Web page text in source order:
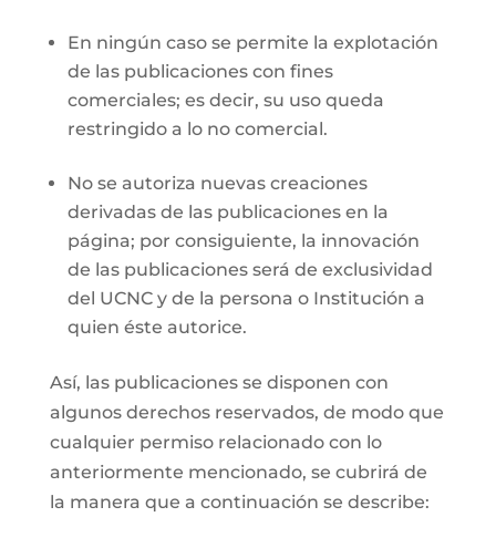
En ningún caso se permite la explotación
de las publicaciones con fines
comerciales; es decir, su uso queda
restringido a lo no comercial.
No se autoriza nuevas creaciones
derivadas de las publicaciones en la
página; por consiguiente, la innovación
de las publicaciones será de exclusividad
del UCNC y de la persona o Institución a
quien éste autorice.
Así, las publicaciones se disponen con
algunos derechos reservados, de modo que
cualquier permiso relacionado con lo
anteriormente mencionado, se cubrirá de
la manera que a continuación se describe: